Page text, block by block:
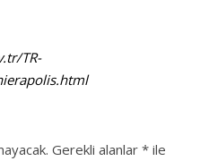
TR-
Gerekli alanlar * ile